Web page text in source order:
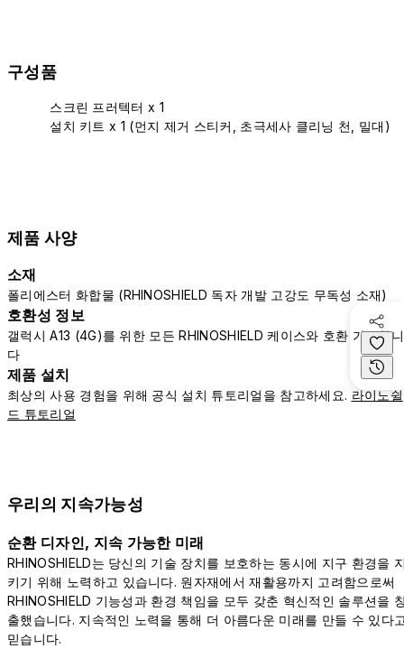
구성품
스크린 프러텍터 x 1
설치 키트 x 1 (먼지 제거 스티커, 초극세사 클리닝 천, 밀대)
제품 사양
소재
폴리에스터 화합물 (RHINOSHIELD 독자 개발 고강도 무독성 소재)
호환성 정보
갤럭시 A13 (4G)를 위한 모든 RHINOSHIELD 케이스와 호환 가능합니
다
제품 설치
최상의 사용 경험을 위해 공식 설치 튜토리얼을 참고하세요. 라이노쉴
드 튜토리얼
우리의 지속가능성
순환 디자인, 지속 가능한 미래
RHINOSHIELD는 당신의 기술 장치를 보호하는 동시에 지구 환경을
키기 위해 노력하고 있습니다. 원자재에서 재활용까지 고려함으로써
RHINOSHIELD 기능성과 환경 책임을 모두 갖춘 혁신적인 솔루션을
출했습니다. 지속적인 노력을 통해 더 아름다운 미래를 만들 수 있다
믿습니다.